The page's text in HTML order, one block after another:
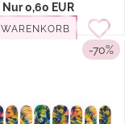
Nur 0,60 EUR
WARENKORB
-70%